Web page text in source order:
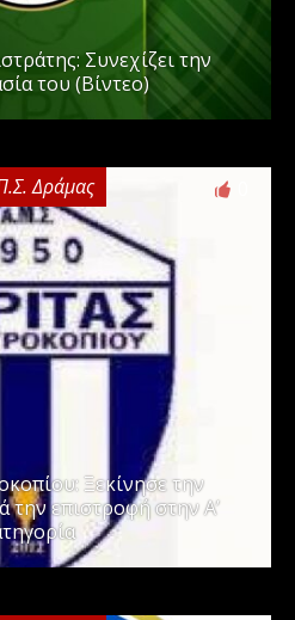
Συνεχίζει την
του (Βίντεο)
Δράμας
Ξεκίνησε την
την επιστροφή στην Α’